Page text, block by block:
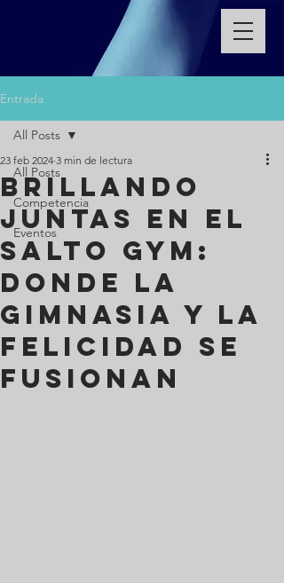
Entrada
All Posts
Competencia
Eventos
All Posts
Brillando
Juntas en El
Salto Gym:
Donde la
Gimnasia y la
Felicidad se
Fusionan
23 feb 2024 3 min de lectura